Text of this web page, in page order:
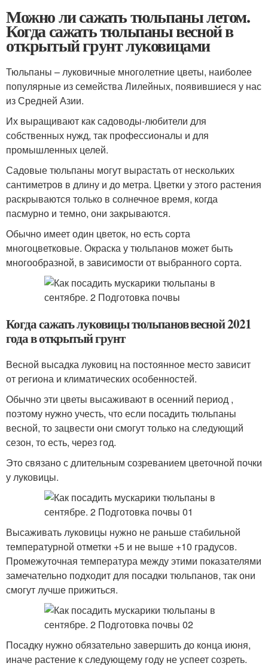
Можно ли сажать тюльпаны летом.
Когда сажать тюльпаны весной в
открытый грунт луковицами
Тюльпаны – луковичные многолетние цветы, наиболее
популярные из семейства Лилейных, появившиеся у нас
из Средней Азии.
Их выращивают как садоводы-любители для
собственных нужд, так профессионалы и для
промышленных целей.
Садовые тюльпаны могут вырастать от нескольких
сантиметров в длину и до метра. Цветки у этого растения
раскрываются только в солнечное время, когда
пасмурно и темно, они закрываются.
Обычно имеет один цветок, но есть сорта
многоцветковые. Окраска у тюльпанов может быть
многообразной, в зависимости от выбранного сорта.
Когда сажать луковицы тюльпанов весной 2021
года в открытый грунт
Весной высадка луковиц на постоянное место зависит
от региона и климатических особенностей.
Обычно эти цветы высаживают в осенний период ,
поэтому нужно учесть, что если посадить тюльпаны
весной, то зацвести они смогут только на следующий
сезон, то есть, через год.
Это связано с длительным созреванием цветочной почки
у луковицы.
Высаживать луковицы нужно не раньше стабильной
температурной отметки +5 и не выше +10 градусов.
Промежуточная температура между этими показателями
замечательно подходит для посадки тюльпанов, так они
смогут лучше прижиться.
Посадку нужно обязательно завершить до конца июня,
иначе растение к следующему году не успеет созреть.